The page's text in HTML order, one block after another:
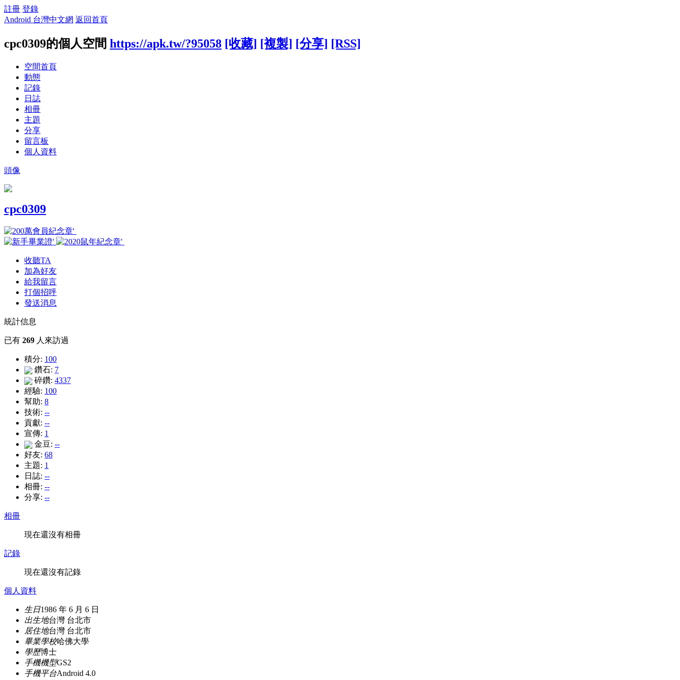
註冊 登錄
Android 台灣中文網 返回首頁
cpc0309的個人空間 https://apk.tw/?95058 [收藏] [複製] [分享] [RSS]
空間首頁
動態
記錄
日誌
相冊
主題
分享
留言板
個人資料
頭像
cpc0309
收聽TA
加為好友
給我留言
打個招呼
發送消息
統計信息
已有 269 人來訪過
積分: 100
鑽石: 7
碎鑽: 4337
經驗: 100
幫助: 8
技術: --
貢獻: --
宣傳: 1
金豆: --
好友: 68
主題: 1
日誌: --
相冊: --
分享: --
相冊
現在還沒有相冊
記錄
現在還沒有記錄
個人資料
生日1986 年 6 月 6 日
出生地台灣 台北市
居住地台灣 台北市
畢業學校哈佛大學
學歷博士
手機機型GS2
手機平台Android 4.0